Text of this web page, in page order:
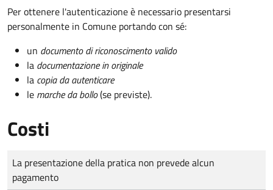
Per ottenere l'autenticazione è necessario presentarsi
personalmente in Comune portando con sé:
un documento di riconoscimento valido
la documentazione in originale
la copia da autenticare
le marche da bollo(se previste).
Costi
Tipo di pagamento
Importo
La presentazione della pratica non prevede alcun
pagamento